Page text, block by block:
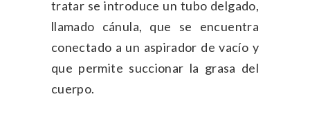
tratar se introduce un tubo delgado,
llamado cánula, que se encuentra
conectado a un aspirador de vacío y
que permite succionar la grasa del
cuerpo.